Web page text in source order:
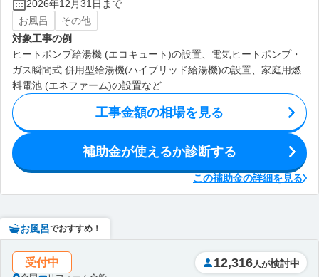
2026年12月31日まで
お風呂
その他
対象工事の例
ヒートポンプ給湯機 (エコキュート)の設置、電気ヒートポンプ・
ガス瞬間式 併用型給湯機(ハイブリッド給湯機)の設置、家庭用燃
料電池 (エネファーム)の設置など
工事金額の相場を見る
補助金が使えるか診断する
この補助金の詳細を見る
お風呂でおすすめ！
受付中 12,316 人が検討中